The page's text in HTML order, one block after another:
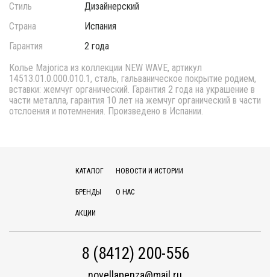
Стиль
Дизайнерский
Страна
Испания
Гарантия
2 года
Колье Majorica из коллекции NEW WAVE, артикул
14513.01.0.000.010.1, сталь, гальваническое покрытие родием,
вставки: жемчуг органический. Гарантия 2 года на украшение в
части металла, гарантия 10 лет на жемчуг органический в части
отслоения и потемнения. Произведено в Испании.
КАТАЛОГ
БРЕНДЫ
АКЦИИ
НОВОСТИ И ИСТОРИИ
О НАС
8 (8412) 200-556